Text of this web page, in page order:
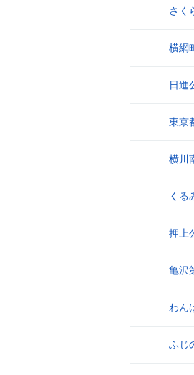
さく
横網
日進
東京
横川
くる
押上
亀沢
わん
ふじ